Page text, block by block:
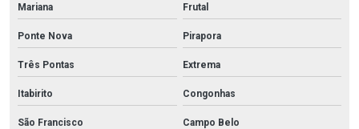
Mariana Frutal
Ponte Nova Pirapora
Três Pontas Extrema
Itabirito Congonhas
São Francisco Campo Belo